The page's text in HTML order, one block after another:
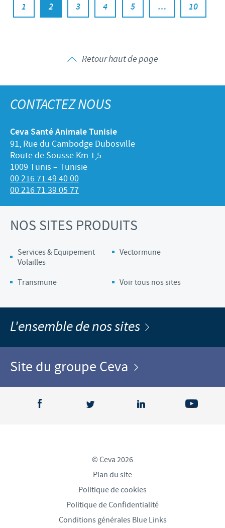
1 2 3 4 5 … 10
Retour haut de page
CONTACTEZ NOUS
Ceva Santé Animale Tunisie
91, Rue du Cambodge Dubosville
Route de Sousse Km 1,5
1009 Tunis – Tunisie
00 216 71 49 40 00
00 216 71 39 05 77
NOS SITES PRODUITS
Services & Equipement
Volailles
Vectormune
Transmune Voir tous nos sites
L'ensemble de nos sites
Site du groupe Ceva
© Ceva 2026
Plan du site
Politique de cookies
Politique de Confidentialité
Conditions générales Blue Links